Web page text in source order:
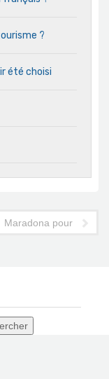
?
été choisi
Maradona pour faire